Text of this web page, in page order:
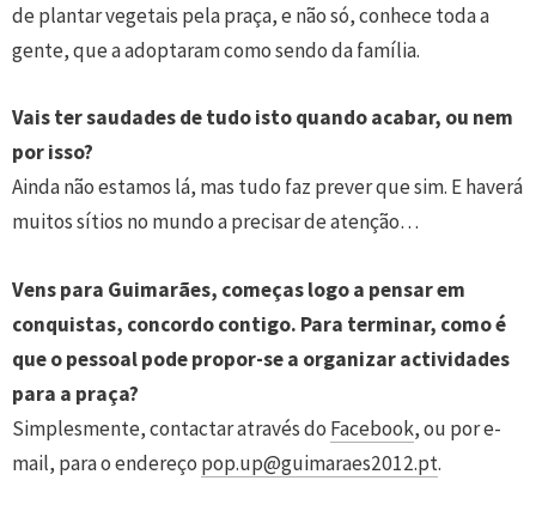
de plantar vegetais pela praça, e não só, conhece toda a
gente, que a adoptaram como sendo da família.
Vais ter saudades de tudo isto quando acabar, ou nem
por isso?
Ainda não estamos lá, mas tudo faz prever que sim. E haverá
muitos sítios no mundo a precisar de atenção…
Vens para Guimarães, começas logo a pensar em
conquistas, concordo contigo. Para terminar, como é
que o pessoal pode propor-se a organizar actividades
para a praça?
Simplesmente, contactar através do Facebook, ou por e-
mail, para o endereço pop.up@guimaraes2012.pt.